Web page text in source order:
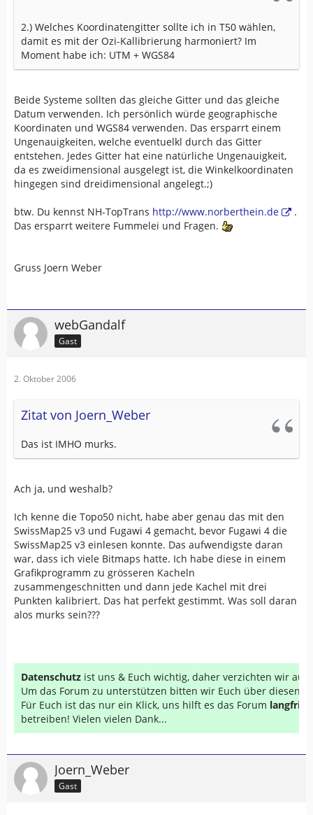
2.) Welches Koordinatengitter sollte ich in T50 wählen,
damit es mit der Ozi-Kallibrierung harmoniert? Im
Moment habe ich: UTM + WGS84
Beide Systeme sollten das gleiche Gitter und das gleiche
Datum verwenden. Ich persönlich würde geographische
Koordinaten und WGS84 verwenden. Das ersparrt einem
Ungenauigkeiten, welche eventuelkl durch das Gitter
entstehen. Jedes Gitter hat eine natürliche Ungenauigkeit,
da es zweidimensional ausgelegt ist, die Winkelkoordinaten
hingegen sind dreidimensional angelegt.;)
btw. Du kennst NH-TopTrans http://www.norberthein.de
.
Das ersparrt weitere Fummelei und Fragen.
Gruss Joern Weber
webGandalf
Gast
2. Oktober 2006
Zitat von Joern_Weber
Das ist IMHO murks.
Ach ja, und weshalb?
Ich kenne die Topo50 nicht, habe aber genau das mit den
SwissMap25 v3 und Fugawi 4 gemacht, bevor Fugawi 4 die
SwissMap25 v3 einlesen konnte. Das aufwendigste daran
war, dass ich viele Bitmaps hatte. Ich habe diese in einem
Grafikprogramm zu grösseren Kacheln
zusammengeschnitten und dann jede Kachel mit drei
Punkten kalibriert. Das hat perfekt gestimmt. Was soll daran
alos murks sein???
Datenschutz ist uns & Euch wichtig, daher verzichten wir auf
Um das Forum zu unterstützen bitten wir Euch über diesen
Für Euch ist das nur ein Klick, uns hilft es das Forum
betreiben! Vielen vielen Dank...
Joern_Weber
Gast